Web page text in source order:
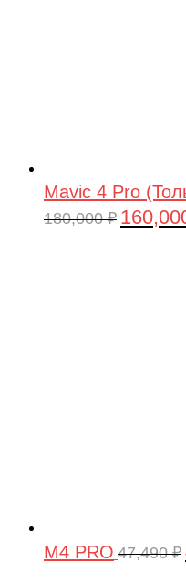
Mavic 4 Pro
180,000₽
M4 PRO 47,490₽